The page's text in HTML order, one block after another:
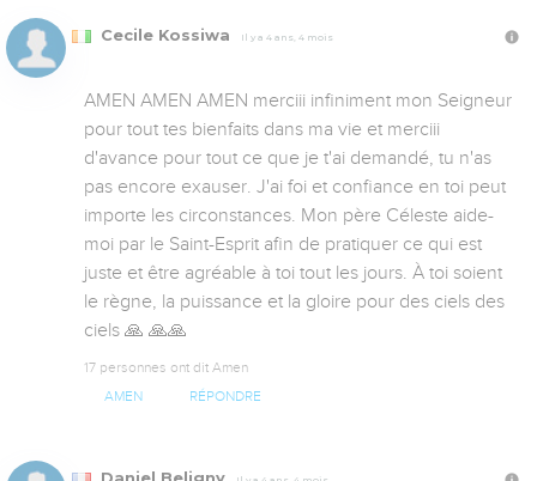
Cecile Kossiwa Il y a 4 ans, 4 mois
AMEN AMEN AMEN merciii infiniment mon Seigneur
pour tout tes bienfaits dans ma vie et merciii
d'avance pour tout ce que je t'ai demandé, tu n'as
pas encore exauser. J'ai foi et confiance en toi peut
importe les circonstances. Mon père Céleste aide-
moi par le Saint-Esprit afin de pratiquer ce qui est
juste et être agréable à toi tout les jours. À toi soient
le règne, la puissance et la gloire pour des ciels des
ciels 🙏 🙏🙏
17 personnes ont dit Amen
AMEN RÉPONDRE